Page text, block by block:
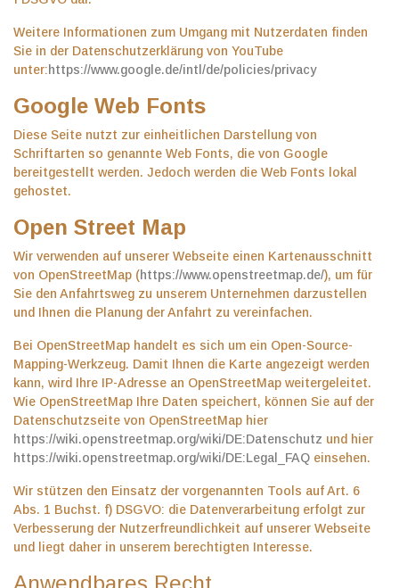
Weitere Informationen zum Umgang mit Nutzerdaten finden
Sie in der Datenschutzerklärung von YouTube
unter:https://www.google.de/intl/de/policies/privacy
Google Web Fonts
Diese Seite nutzt zur einheitlichen Darstellung von
Schriftarten so genannte Web Fonts, die von Google
bereitgestellt werden. Jedoch werden die Web Fonts lokal
gehostet.
Open Street Map
Wir verwenden auf unserer Webseite einen Kartenausschnitt
von OpenStreetMap (https://www.openstreetmap.de/), um für
Sie den Anfahrtsweg zu unserem Unternehmen darzustellen
und Ihnen die Planung der Anfahrt zu vereinfachen.
Bei OpenStreetMap handelt es sich um ein Open-Source-
Mapping-Werkzeug. Damit Ihnen die Karte angezeigt werden
kann, wird Ihre IP-Adresse an OpenStreetMap weitergeleitet.
Wie OpenStreetMap Ihre Daten speichert, können Sie auf der
Datenschutzseite von OpenStreetMap hier
https://wiki.openstreetmap.org/wiki/DE:Datenschutz und hier
https://wiki.openstreetmap.org/wiki/DE:Legal_FAQ einsehen.
Wir stützen den Einsatz der vorgenannten Tools auf Art. 6
Abs. 1 Buchst. f) DSGVO: die Datenverarbeitung erfolgt zur
Verbesserung der Nutzerfreundlichkeit auf unserer Webseite
und liegt daher in unserem berechtigten Interesse.
Anwendbares Recht